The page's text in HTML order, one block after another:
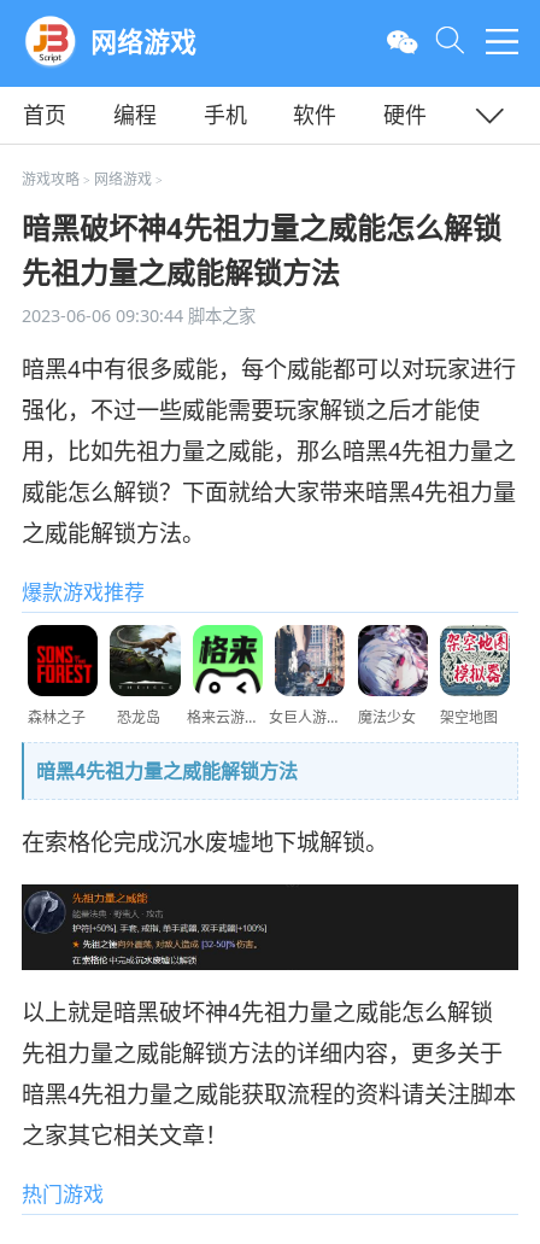
网络游戏
首页 编程 手机 软件
硬件
教程
平面
游戏攻略> 网络游戏>
暗黑破坏神4先祖力量之威能怎么解锁
先祖力量之威能解锁方法
2023-06-06 09:30:44脚本之家
暗黑4中有很多威能，每个威能都可以对玩家进行
强化，不过一些威能需要玩家解锁之后才能使
用，比如先祖力量之威能，那么暗黑4先祖力量之
威能怎么解锁？下面就给大家带来暗黑4先祖力量
之威能解锁方法。
爆款游戏推荐
森林之子 恐龙岛 格来云游戏 女巨人游乐场 魔法少女 架空地图
暗黑4先祖力量之威能解锁方法
在索格伦完成沉水废墟地下城解锁。
以上就是暗黑破坏神4先祖力量之威能怎么解锁
先祖力量之威能解锁方法的详细内容，更多关于
暗黑4先祖力量之威能获取流程的资料请关注脚本
之家其它相关文章！
热门游戏